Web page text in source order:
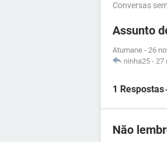
Conversas
Assunto
Atumane - 26
ninha25 - 27
1 Respostas
Não